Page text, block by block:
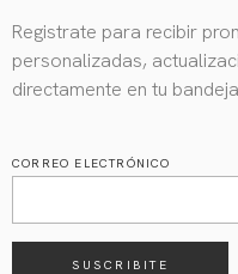
Registrate para recibir
personalizadas,
directamente en tu
CORREO ELECTRÓNICO
SUSCRIBITE